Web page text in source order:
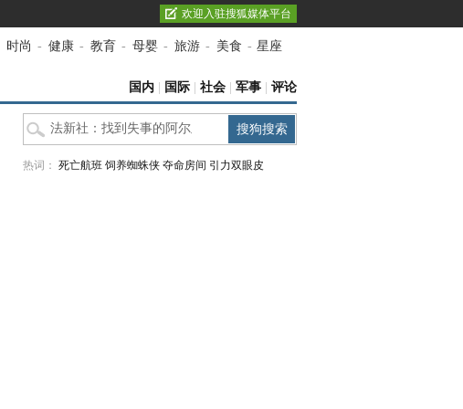
欢迎入驻搜狐媒体平台
时尚 - 健康 - 教育 - 母婴 - 旅游 - 美食 - 星座
国内 国际 社会 军事 评论
热词： 死亡航班 饲养蜘蛛侠 夺命房间 引力双眼皮